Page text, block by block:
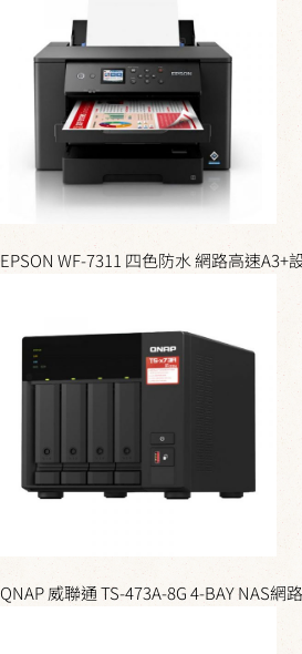
EPSON WF-7311 四色防水 網路高速A3+
QNAP 威聯通 TS-473A-8G 4-BAY NAS網